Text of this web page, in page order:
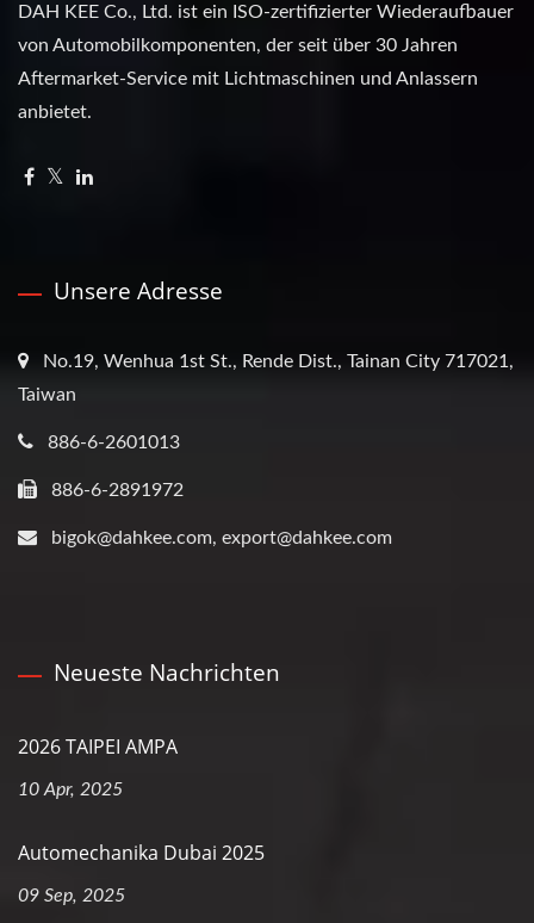
DAH KEE Co., Ltd. ist ein ISO-zertifizierter Wiederaufbauer
von Automobilkomponenten, der seit über 30 Jahren
Aftermarket-Service mit Lichtmaschinen und Anlassern
anbietet.
Unsere Adresse
No.19, Wenhua 1st St., Rende Dist., Tainan City 717021,
Taiwan
886-6-2601013
886-6-2891972
bigok@dahkee.com, export@dahkee.com
Neueste Nachrichten
2026 TAIPEI AMPA
10 Apr, 2025
Automechanika Dubai 2025
09 Sep, 2025